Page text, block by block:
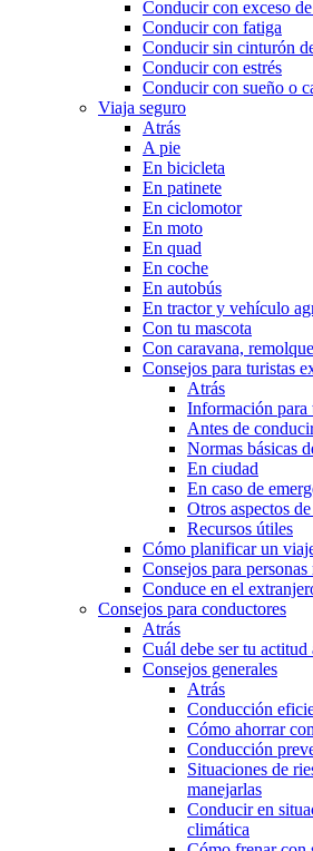
Conducir con exceso
Conducir con fatiga
Conducir sin cinturón
Conducir con estrés
Conducir con sueño o
Viaja seguro
Atrás
A pie
En bicicleta
En patinete
En ciclomotor
En moto
En quad
En coche
En autobús
En tractor y vehículo
Con tu mascota
Con caravana,
Consejos para turistas
Atrás
Información para
Antes de
Normas básicas
En ciudad
En caso de
Otros aspectos
Recursos útiles
Cómo planificar un
Consejos para personas
Conduce en el
Consejos para conductores
Atrás
Cuál debe ser tu actitud
Consejos generales
Atrás
Conducción
Cómo ahorrar
Conducción
Situaciones de
manejarlas
Conducir en
climática